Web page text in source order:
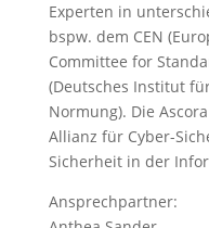
Experten in
bspw. dem CEN
Committee for
(Deutsches Institut
Normung). Die
Allianz für Cyber-
Sicherheit in der
Ansprechpartner: